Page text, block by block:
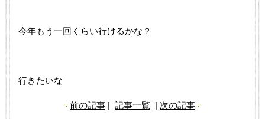
今年もう一回くらい行けるかな？
行きたいな
前の記事| 記事一覧| 次の記事